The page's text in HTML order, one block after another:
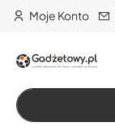
Moje Konto
Szukaj…